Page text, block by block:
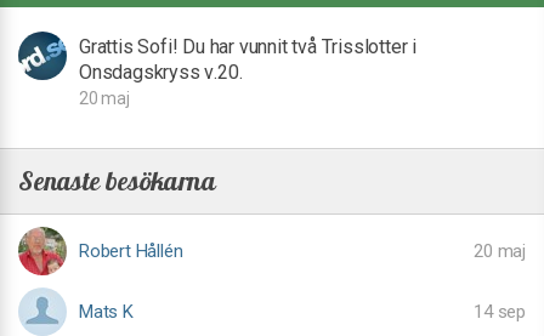
Grattis Sofi! Du har vunnit två Trisslotter i
Onsdagskryss v.20.
20 maj
Senaste besökarna
Robert Hållén 20 maj
Mats K 14 sep